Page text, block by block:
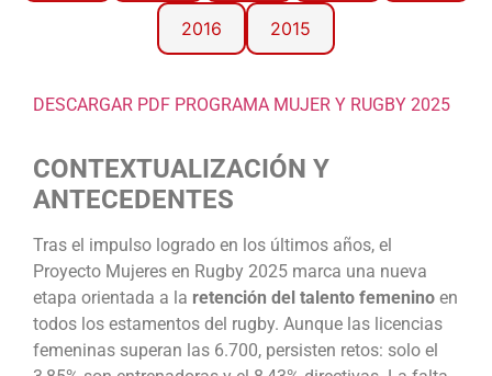
2016 2015
DESCARGAR PDF PROGRAMA MUJER Y RUGBY 2025
CONTEXTUALIZACIÓN Y
ANTECEDENTES
Tras el impulso logrado en los últimos años, el
Proyecto Mujeres en Rugby 2025 marca una nueva
etapa orientada a la retención del talento femenino en
todos los estamentos del rugby. Aunque las licencias
femeninas superan las 6.700, persisten retos: solo el